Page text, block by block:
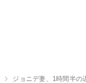
ジョニデ妻、1時間半の